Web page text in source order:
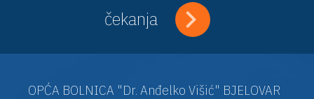
čekanja
OPĆA BOLNICA "Dr. Anđelko Višić" BJELOVAR